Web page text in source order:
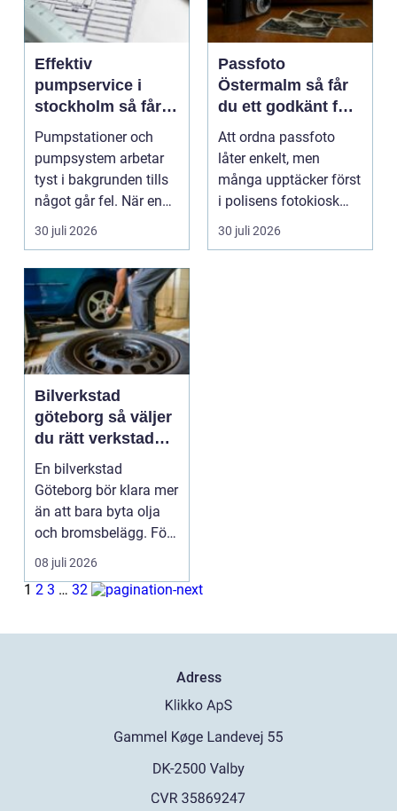
Effektiv
pumpservice i
stockholm så får
du driftsäkra
anläggningar året
runt
Pumpstationer och
pumpsystem arbetar
tyst i bakgrunden tills
något går fel. När en
pump stannar hand...
30 juli 2026
Passfoto
Östermalm så får
du ett godkänt foto
utan stress
Att ordna passfoto
låter enkelt, men
många upptäcker först
i polisens fotokiosk
eller hos fotografen...
30 juli 2026
Bilverkstad
göteborg så väljer
du rätt verkstad
för din bil
En bilverkstad
Göteborg bör klara mer
än att bara byta olja
och bromsbelägg. För
många bilägare i oc...
08 juli 2026
1 2 3 … 32
Adress